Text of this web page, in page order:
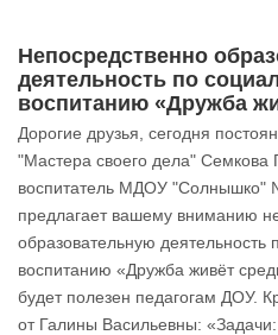
Непосредственно
деятельность по
воспитанию «Дружба
Дорогие друзья, сегодня
"Мастера своего дела" Семкова
воспитатель МДОУ "Солнышко"
предлагает вашему вниманию
образовательную деятельность
воспитанию «Дружба живёт
будет полезен педагогам ДОУ.
от Галины Васильевны: «Задачи: